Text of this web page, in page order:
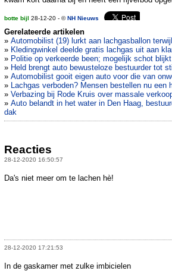
botte bijl 28-12-20 - ©NH Nieuws
Gerelateerde artikelen
» Automobilist (19) lurkt aan lachgasballon
» Kledingwinkel deelde gratis lachgas uit aan
» Politie op verkeerde been; mogelijk schot
» Held brengt auto bewusteloze bestuurder tot
» Automobilist gooit eigen auto voor die van
» Lachgas verboden? Mensen bestellen nu een
» Verbazing bij Rode Kruis over massale
» Auto belandt in het water in Den Haag,
dak
Reacties
28-12-2020 16:50:57
Da's niet meer om te lachen hè!
28-12-2020 17:21:53
In de gaskamer met zulke imbicielen